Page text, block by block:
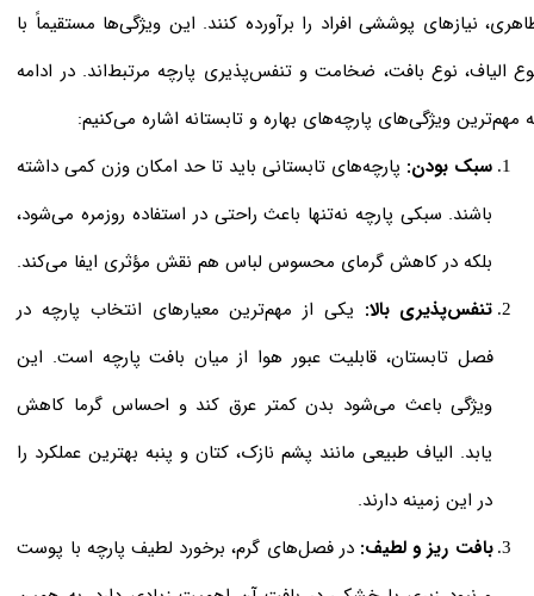
نیازهای پوششی افراد را برآورده کنند. این ویژگی‌ها مستقیماً با
الیاف، نوع بافت، ضخامت و تنفس‌پذیری پارچه مرتبط‌اند. در ادامه
مهم‌ترین ویژگی‌های پارچه‌های بهاره و تابستانه اشاره می‌کنیم:
سبک بودن: پارچه‌های تابستانی باید تا حد امکان وزن کمی داشته
باشند. سبکی پارچه نه‌تنها باعث راحتی در استفاده روزمره می‌شود،
بلکه در کاهش گرمای محسوس لباس هم نقش مؤثری ایفا می‌کند.
تنفس‌پذیری بالا: یکی از مهم‌ترین معیارهای انتخاب پارچه در
فصل تابستان، قابلیت عبور هوا از میان بافت پارچه است. این
ویژگی باعث می‌شود بدن کمتر عرق کند و احساس گرما کاهش
یابد. الیاف طبیعی مانند پشم نازک، کتان و پنبه بهترین عملکرد را
در این زمینه دارند.
بافت ریز و لطیف:در فصل‌های گرم، برخورد لطیف پارچه با پوست